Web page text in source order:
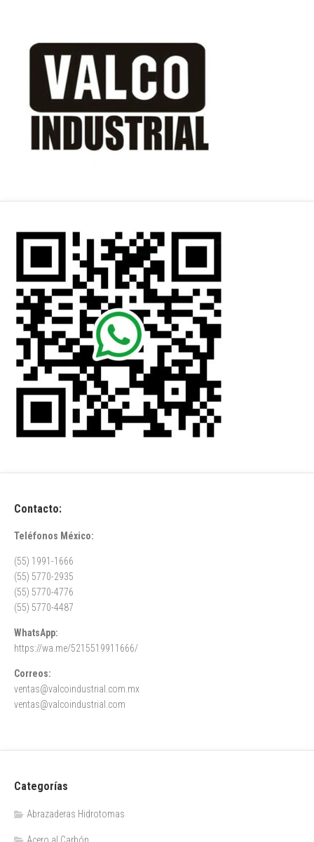
Contacto:
Teléfonos México:
(55) 1991-1666
(55) 5770-2935
(55) 5770-4776
(55) 5770-4487
WhatsApp:
https://wa.me/5215519911666/
Correos:
ventas@valcoindustrial.com.mx
ventas@valcoindustrial.com
Categorías
Abrazaderas Hidrotomas
Acero al Carbón